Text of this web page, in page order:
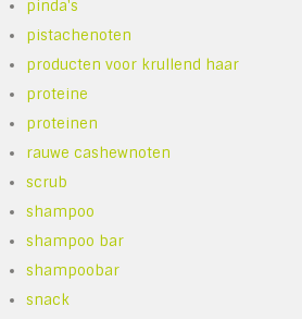
pinda's
pistachenoten
producten voor krullend haar
proteine
proteinen
rauwe cashewnoten
scrub
shampoo
shampoo bar
shampoobar
snack